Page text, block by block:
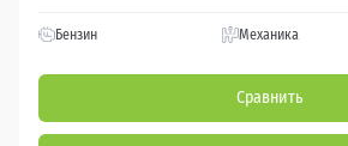
Бензин Механика
Сравнить